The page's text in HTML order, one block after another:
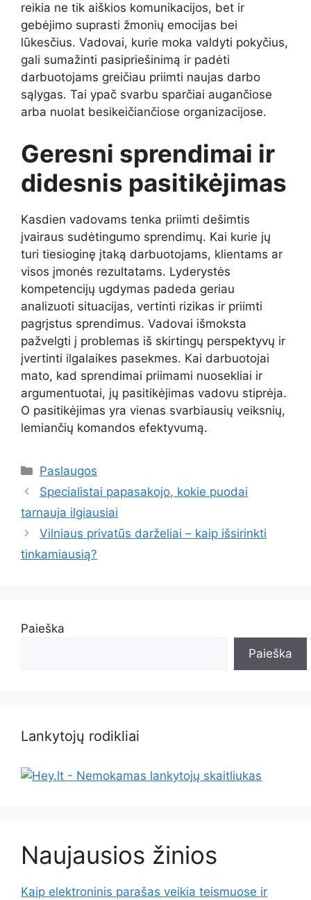
reikia ne tik aiškios komunikacijos, bet ir
gebėjimo suprasti žmonių emocijas bei
lūkesčius. Vadovai, kurie moka valdyti pokyčius,
gali sumažinti pasipriešinimą ir padėti
darbuotojams greičiau priimti naujas darbo
sąlygas. Tai ypač svarbu sparčiai augančiose
arba nuolat besikeičiančiose organizacijose.
Geresni sprendimai ir
didesnis pasitikėjimas
Kasdien vadovams tenka priimti dešimtis
įvairaus sudėtingumo sprendimų. Kai kurie jų
turi tiesioginę įtaką darbuotojams, klientams ar
visos įmonės rezultatams. Lyderystės
kompetencijų ugdymas padeda geriau
analizuoti situacijas, vertinti rizikas ir priimti
pagrįstus sprendimus. Vadovai išmoksta
pažvelgti į problemas iš skirtingų perspektyvų ir
įvertinti ilgalaikes pasekmes. Kai darbuotojai
mato, kad sprendimai priimami nuosekliai ir
argumentuotai, jų pasitikėjimas vadovu stiprėja.
O pasitikėjimas yra vienas svarbiausių veiksnių,
lemiančių komandos efektyvumą.
Kategorijos
Paslaugos
Specialistai papasakojo, kokie puodai
tarnauja ilgiausiai
Vilniaus privatūs darželiai – kaip išsirinkti
tinkamiausią?
Paieška
Paieška
Lankytojų rodikliai
Naujausios žinios
Kaip elektroninis parašas veikia teismuose ir